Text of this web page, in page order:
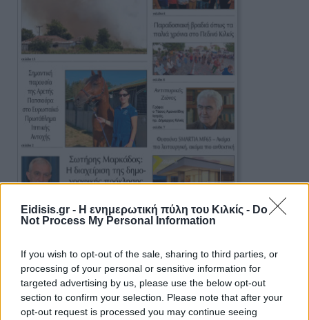
Eidisis.gr - Η ενημερωτική πύλη του Κιλκίς - Do
Not Process My Personal Information
If you wish to opt-out of the sale, sharing to third parties, or
processing of your personal or sensitive information for
targeted advertising by us, please use the below opt-out
section to confirm your selection. Please note that after your
opt-out request is processed you may continue seeing
Πρωινή 5-8-2026
Ειδήσεις